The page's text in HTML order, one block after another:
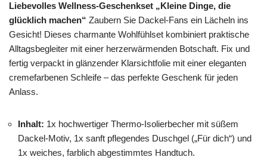
Liebevolles Wellness-Geschenkset „Kleine Dinge, die
glücklich machen“ Zaubern Sie Dackel-Fans ein Lächeln ins
Gesicht! Dieses charmante Wohlfühlset kombiniert praktische
Alltagsbegleiter mit einer herzerwärmenden Botschaft. Fix und
fertig verpackt in glänzender Klarsichtfolie mit einer eleganten
cremefarbenen Schleife – das perfekte Geschenk für jeden
Anlass.
Inhalt: 1x hochwertiger Thermo-Isolierbecher mit süßem
Dackel-Motiv, 1x sanft pflegendes Duschgel („Für dich“) und
1x weiches, farblich abgestimmtes Handtuch.